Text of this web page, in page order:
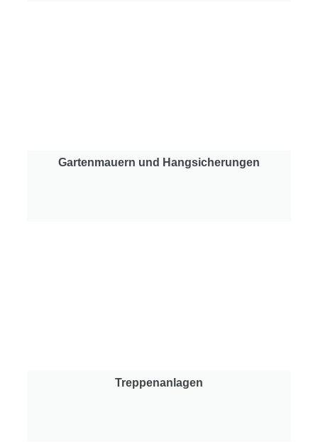
Gartenmauern und Hangsicherungen
Treppenanlagen